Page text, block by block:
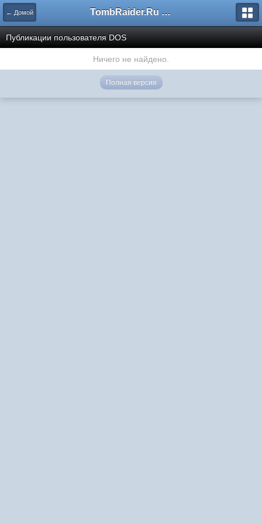
← Домой TombRaider.Ru - Форумы
Публикации пользователя DOS
Ничего не найдено.
Полная версия